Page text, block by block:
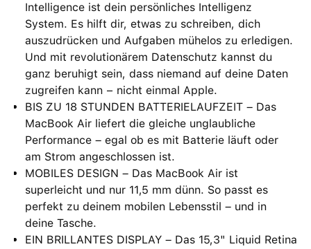
Intelligence ist dein persönliches Intelligenz
System. Es hilft dir, etwas zu schreiben, dich
auszudrücken und Aufgaben mühelos zu erledigen.
Und mit revolutionärem Datenschutz kannst du
ganz beruhigt sein, dass niemand auf deine Daten
zugreifen kann − nicht einmal Apple.
BIS ZU 18 STUNDEN BATTERIELAUFZEIT – Das
MacBook Air liefert die gleiche unglaubliche
Performance – egal ob es mit Batterie läuft oder
am Strom angeschlossen ist.
MOBILES DESIGN – Das MacBook Air ist
superleicht und nur 11,5 mm dünn. So passt es
perfekt zu deinem mobilen Lebensstil – und in
deine Tasche.
EIN BRILLANTES DISPLAY – Das 15,3" Liquid Retina